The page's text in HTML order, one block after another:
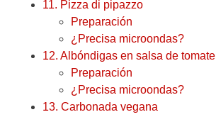
11. Pizza di pipazzo
Preparación
¿Precisa microondas?
12. Albóndigas en salsa de tomate
Preparación
¿Precisa microondas?
13. Carbonada vegana